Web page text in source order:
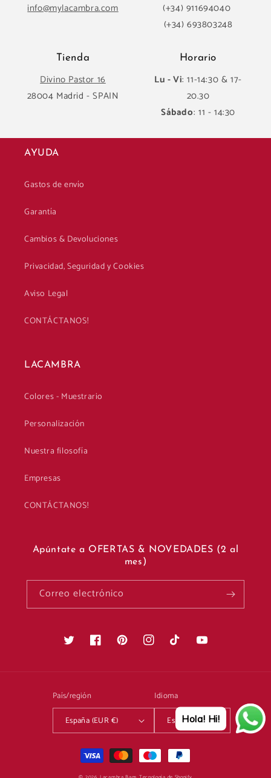
info@mylacambra.com
(+34) 911694040
(+34) 693803248
Tienda
Divino Pastor 16
28004 Madrid - SPAIN
Horario
Lu - Vi: 11-14:30 & 17-
20.30
Sábado: 11 - 14:30
AYUDA
Gastos de envío
Garantía
Cambios & Devoluciones
Privacidad, Seguridad y Cookies
Aviso Legal
CONTÁCTANOS!
LACAMBRA
Colores - Muestrario
Personalización
Nuestra filosofía
Empresas
CONTÁCTANOS!
Apúntate a OFERTAS & NOVEDADES (2 al
mes)
Correo electrónico
Twitter FacebookPinterestInstagramTikTok YouTube
País/región
España (EUR €)
Idioma
Español
Formas
de
Hola! Hi!